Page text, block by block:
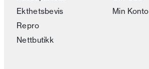
Ekthetsbevis
Repro
Nettbutikk
Min Konto